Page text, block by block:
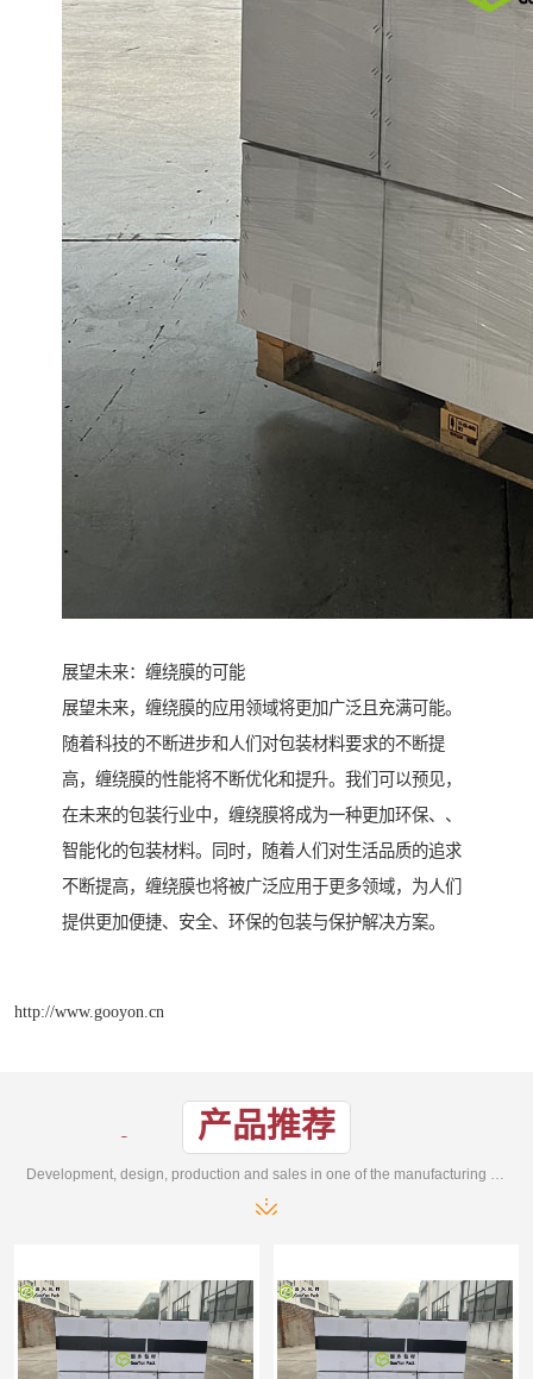
展望未来：缠绕膜的可能
展望未来，缠绕膜的应用领域将更加广泛且充满可能。
随着科技的不断进步和人们对包装材料要求的不断提
高，缠绕膜的性能将不断优化和提升。我们可以预见，
在未来的包装行业中，缠绕膜将成为一种更加环保、、
智能化的包装材料。同时，随着人们对生活品质的追求
不断提高，缠绕膜也将被广泛应用于更多领域，为人们
提供更加便捷、安全、环保的包装与保护解决方案。
http://www.gooyon.cn
产品推荐